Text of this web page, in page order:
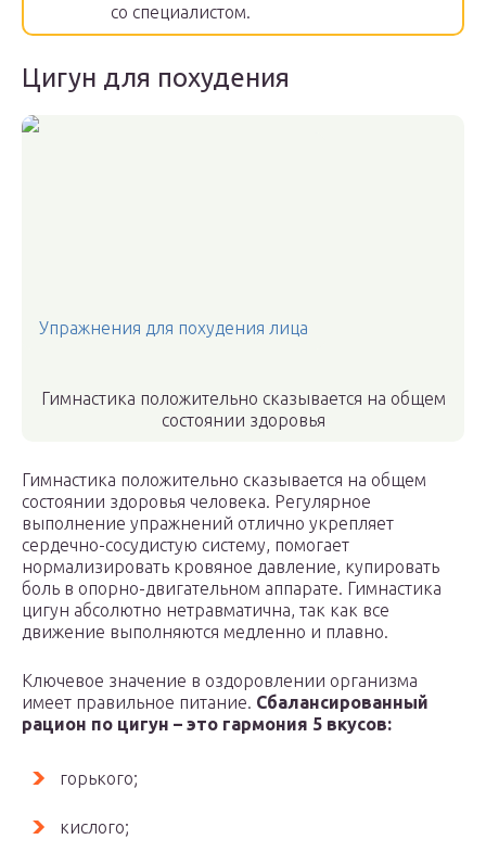
со специалистом.
Цигун для похудения
Упражнения для похудения лица
Гимнастика положительно сказывается на общем
состоянии здоровья
Гимнастика положительно сказывается на общем
состоянии здоровья человека. Регулярное
выполнение упражнений отлично укрепляет
сердечно-сосудистую систему, помогает
нормализировать кровяное давление, купировать
боль в опорно-двигательном аппарате. Гимнастика
цигун абсолютно нетравматична, так как все
движение выполняются медленно и плавно.
Ключевое значение в оздоровлении организма
имеет правильное питание. Сбалансированный
рацион по цигун – это гармония 5 вкусов:
горького;
кислого;